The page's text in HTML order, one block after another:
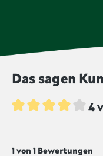
Das sagen
4
1 von 1 Bewertungen